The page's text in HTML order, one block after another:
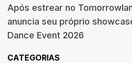
Após estrear no
anuncia seu próprio
Dance Event 2026
CATEGORIAS